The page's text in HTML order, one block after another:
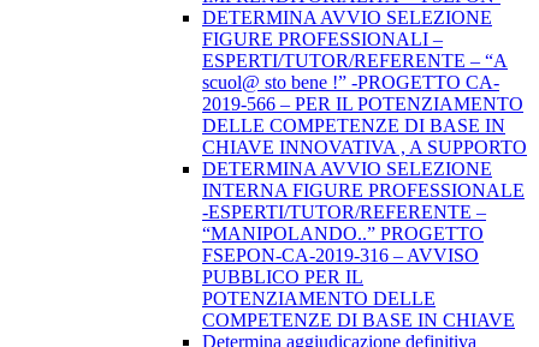
DETERMINA AVVIO SELEZIONE
FIGURE PROFESSIONALI –
ESPERTI/TUTOR/REFERENTE – “A
scuol@ sto bene !” -PROGETTO CA-
2019-566 – PER IL POTENZIAMENTO
DELLE COMPETENZE DI BASE IN
CHIAVE INNOVATIVA , A SUPPORTO
DETERMINA AVVIO SELEZIONE
INTERNA FIGURE PROFESSIONALE
-ESPERTI/TUTOR/REFERENTE –
“MANIPOLANDO..” PROGETTO
FSEPON-CA-2019-316 – AVVISO
PUBBLICO PER IL
POTENZIAMENTO DELLE
COMPETENZE DI BASE IN CHIAVE
Determina aggiudicazione definitiva